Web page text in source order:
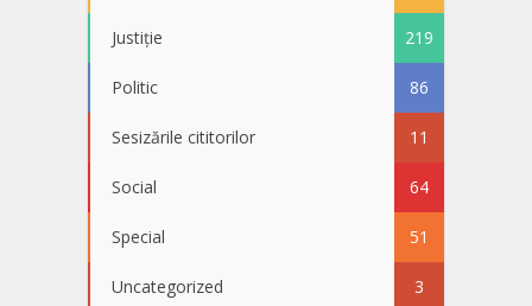
Justiție 219
Politic 86
Sesizările cititorilor 11
Social 64
Special 51
Uncategorized 3